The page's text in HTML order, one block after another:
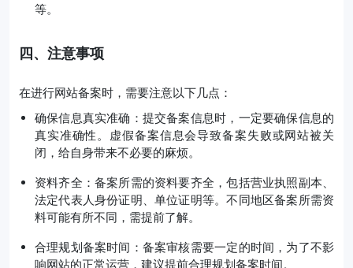
等。
四、注意事项
在进行网站备案时，需要注意以下几点：
确保信息真实准确：提交备案信息时，一定要确保信息的
真实准确性。虚假备案信息会导致备案失败或网站被关
闭，给自身带来不必要的麻烦。
资料齐全：备案所需的资料要齐全，包括营业执照副本、
法定代表人身份证明、单位证明等。不同地区备案所需资
料可能有所不同，需提前了解。
合理规划备案时间：备案审核需要一定的时间，为了不影
响网站的正常运营，建议提前合理规划备案时间。